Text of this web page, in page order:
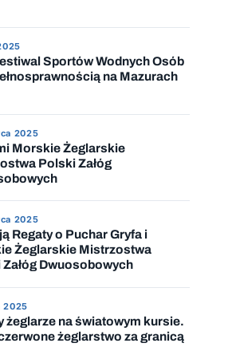
Sportów Wodnych Osób
na Mazurach
2025
Morskie Żeglarskie
Polski Załóg
2025
Regaty o Puchar Gryfa i
Żeglarskie Mistrzostwa
Dwuosobowych
2025
żeglarze na światowym kursie.
żeglarstwo za granicą